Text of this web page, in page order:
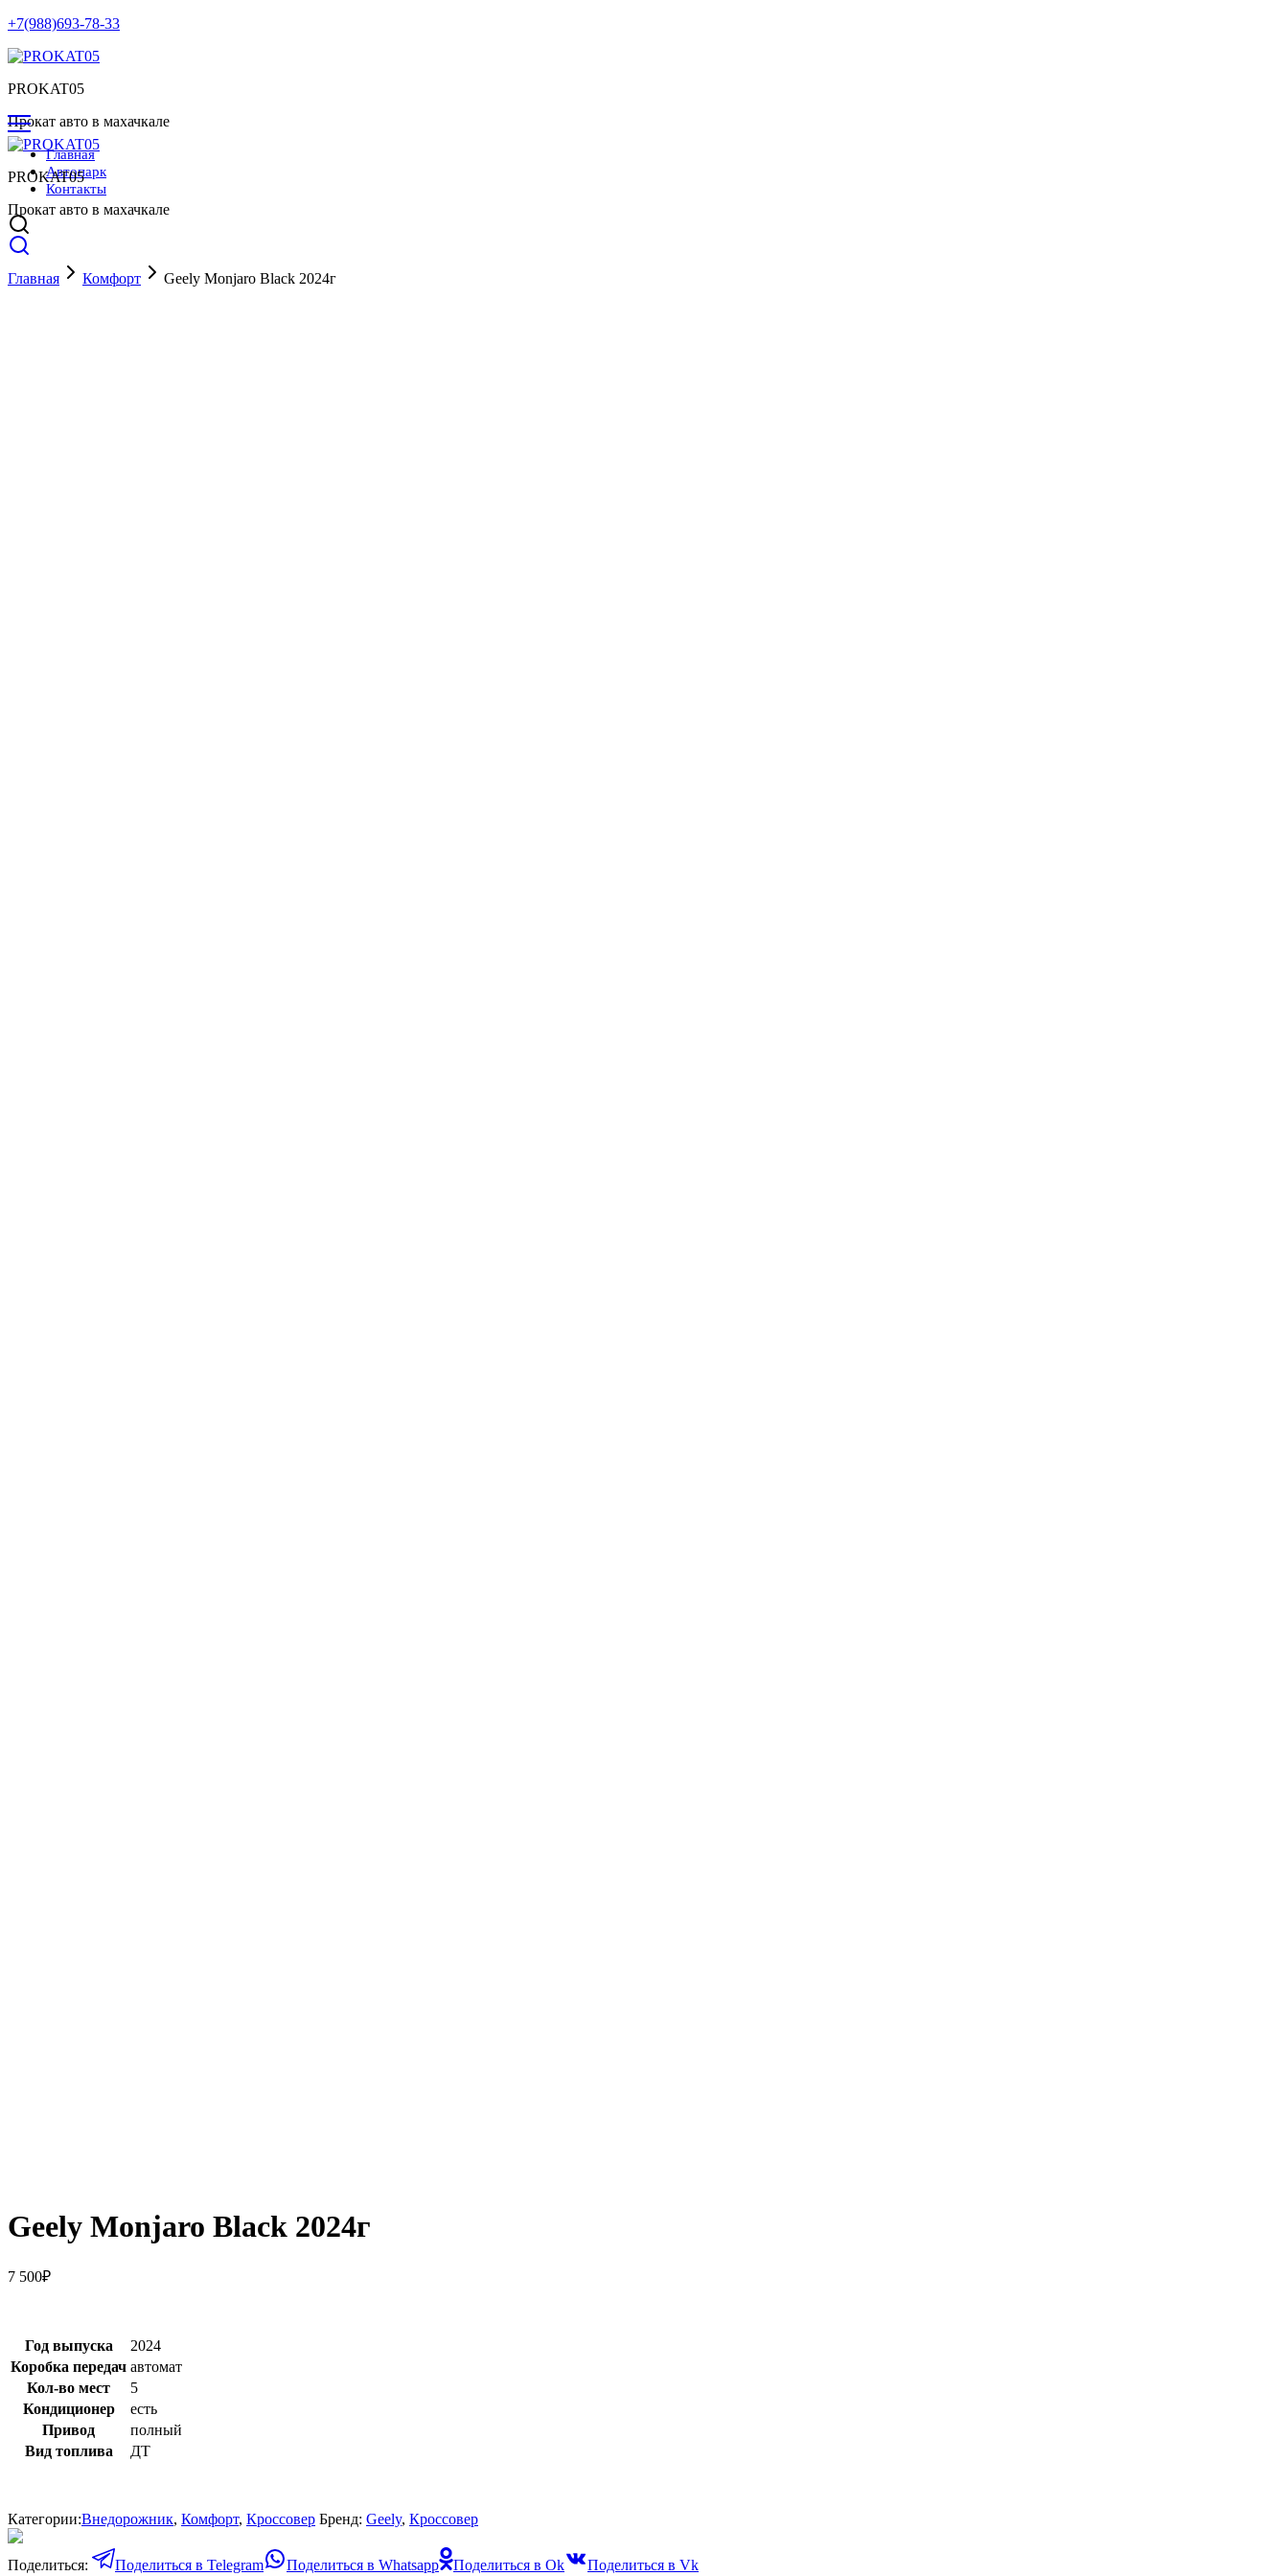
+7(988)693-78-33
PROKAT05
Прокат авто в махачкале
Главная
Автопарк
Контакты
PROKAT05
Прокат авто в махачкале
Главная Комфорт Geely Monjaro Black 2024г
Geely Monjaro Black 2024г
7 500₽
Год выпуска
2024
Коробка передач автомат
Кол-во мест
5
Кондиционер
есть
Привод
полный
Вид топлива
ДТ
Категории:Внедорожник, Комфорт, Кроссовер Бренд: Geely, Кроссовер
Поделиться: Поделиться в Telegram Поделиться в Whatsapp Поделиться в Ok
Поделиться в Vk